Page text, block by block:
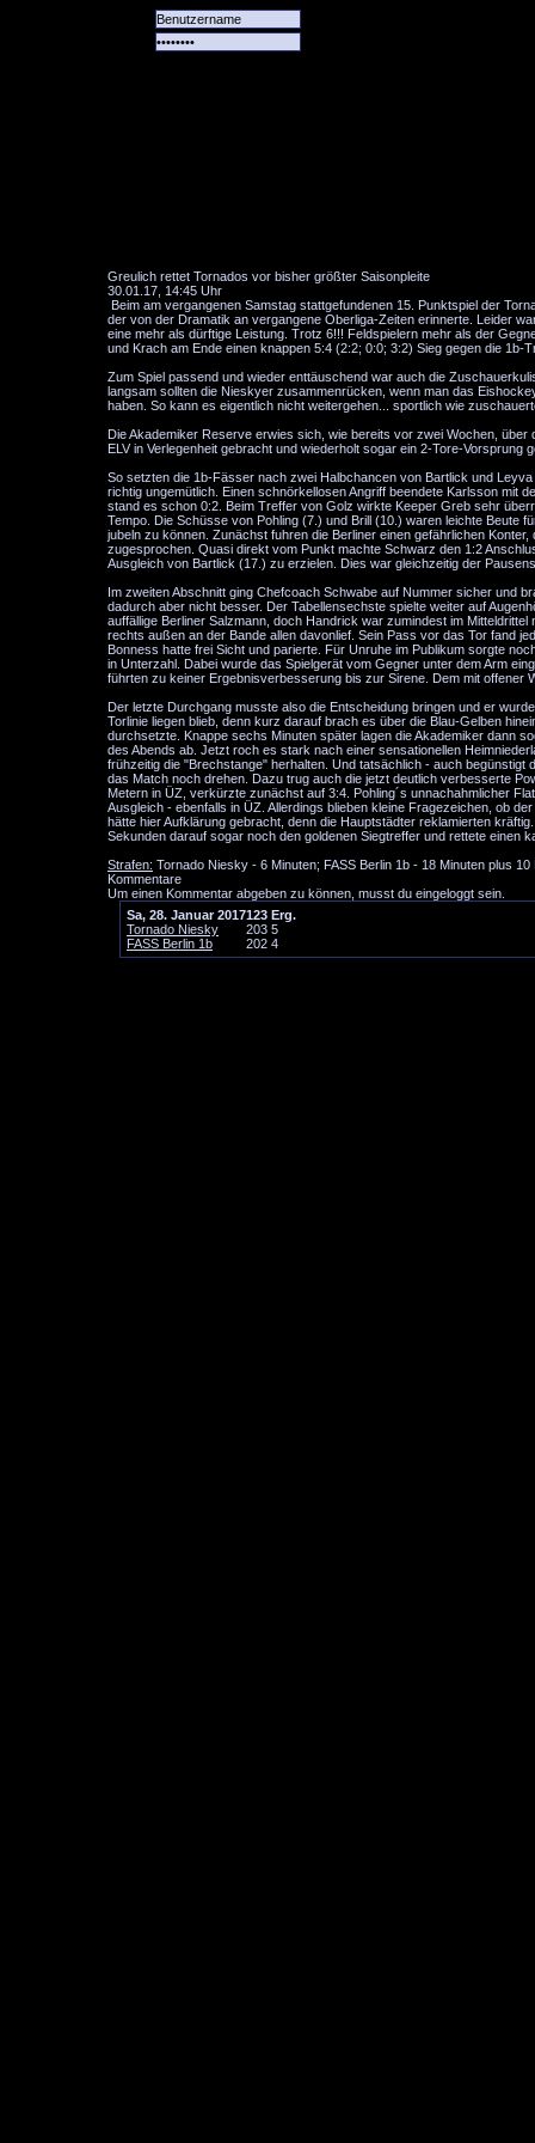
Greulich rettet Tornados vor bisher größter Saisonpleite
30.01.17, 14:45 Uhr
Beim am vergangenen Samstag stattgefundenen 15. Punktspiel der
der von der Dramatik an vergangene Oberliga-Zeiten erinnerte. Leider
eine mehr als dürftige Leistung. Trotz 6!!! Feldspielern mehr als der
und Krach am Ende einen knappen 5:4 (2:2; 0:0; 3:2) Sieg gegen die 1b-
Zum Spiel passend und wieder enttäuschend war auch die
langsam sollten die Nieskyer zusammenrücken, wenn man das
haben. So kann es eigentlich nicht weitergehen... sportlich wie
Die Akademiker Reserve erwies sich, wie bereits vor zwei Wochen,
ELV in Verlegenheit gebracht und wiederholt sogar ein 2-Tore-Vorsprung
So setzten die 1b-Fässer nach zwei Halbchancen von Bartlick und
richtig ungemütlich. Einen schnörkellosen Angriff beendete Karlsson mit
stand es schon 0:2. Beim Treffer von Golz wirkte Keeper Greb sehr
Tempo. Die Schüsse von Pohling (7.) und Brill (10.) waren leichte Beute
jubeln zu können. Zunächst fuhren die Berliner einen gefährlichen
zugesprochen. Quasi direkt vom Punkt machte Schwarz den 1:2
Ausgleich von Bartlick (17.) zu erzielen. Dies war gleichzeitig der
Im zweiten Abschnitt ging Chefcoach Schwabe auf Nummer sicher und
dadurch aber nicht besser. Der Tabellensechste spielte weiter auf
auffällige Berliner Salzmann, doch Handrick war zumindest im
rechts außen an der Bande allen davonlief. Sein Pass vor das Tor fand
Bonness hatte frei Sicht und parierte. Für Unruhe im Publikum sorgte
in Unterzahl. Dabei wurde das Spielgerät vom Gegner unter dem Arm
führten zu keiner Ergebnisverbesserung bis zur Sirene. Dem mit offener
Der letzte Durchgang musste also die Entscheidung bringen und er
Torlinie liegen blieb, denn kurz darauf brach es über die Blau-Gelben
durchsetzte. Knappe sechs Minuten später lagen die Akademiker dann
des Abends ab. Jetzt roch es stark nach einer sensationellen
frühzeitig die "Brechstange" herhalten. Und tatsächlich - auch
das Match noch drehen. Dazu trug auch die jetzt deutlich verbesserte
Metern in ÜZ, verkürzte zunächst auf 3:4. Pohling´s unnachahmlicher
Ausgleich - ebenfalls in ÜZ. Allerdings blieben kleine Fragezeichen, ob
hätte hier Aufklärung gebracht, denn die Hauptstädter reklamierten
Sekunden darauf sogar noch den goldenen Siegtreffer und rettete einen
Strafen: Tornado Niesky - 6 Minuten; FASS Berlin 1b - 18 Minuten plus 10
Kommentare
Um einen Kommentar abgeben zu können, musst du eingeloggt sein.
Sa, 28. Januar 2017123 Erg.
Tornado Niesky
203 5
FASS Berlin 1b
202 4